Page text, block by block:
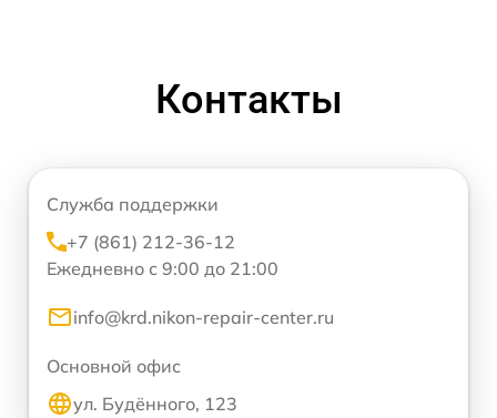
Контакты
Служба поддержки
+7 (861) 212-36-12
Ежедневно с 9:00 до 21:00
info@krd.nikon-repair-center.ru
Основной офис
ул. Будённого, 123